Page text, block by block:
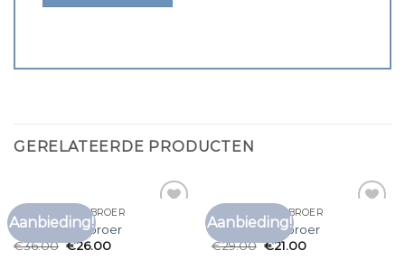
GERELATEERDE PRODUCTEN
Aanbieding!
T SHIRT GROTE BROER
t shirt grote broer
€36.00 €26.00
Aanbieding!
T SHIRT GROTE BROER
t shirt grote broer
€29.00 €21.00